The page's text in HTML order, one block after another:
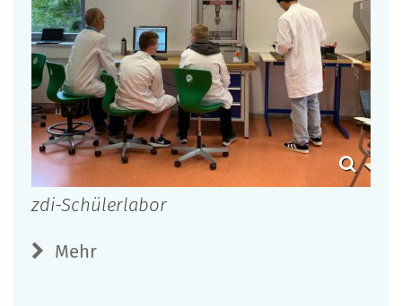
zdi-Schülerlabor
Mehr